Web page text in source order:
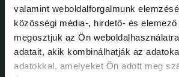
valamint weboldalforgalmunk
közösségi média-, hirdető- és
megosztjuk az Ön
adatait, akik kombinálhatják az
adatokkal, amelyeket Ön adott meg
Használtautó felvásárlás
Bizományos értékesítés
Használt modelljeink